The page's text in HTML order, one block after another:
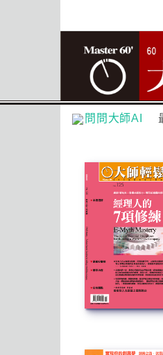
問問大師AI